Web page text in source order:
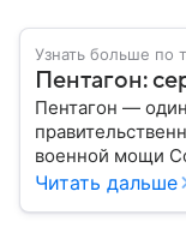
Узнать больше по
Пентагон:
Пентагон —
военной мощи
располагается
Читать дальше